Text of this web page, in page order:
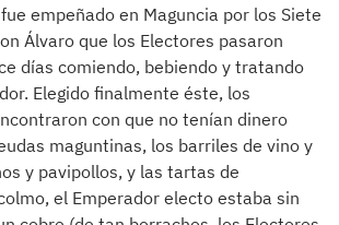
empeñado en Maguncia por los Siete
Álvaro que los Electores pasaron
días comiendo, bebiendo y tratando
Elegido finalmente éste, los
con que no tenían dinero
maguntinas, los barriles de vino y
y pavipollos, y las tartas de
el Emperador electo estaba sin